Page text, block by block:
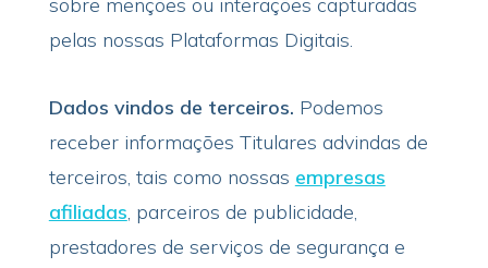
pelas nossas Plataformas Digitais.
Dados vindos de terceiros. Podemos
receber informações Titulares advindas de
terceiros, tais como nossas empresas
afiliadas, parceiros de publicidade,
prestadores de serviços de segurança e